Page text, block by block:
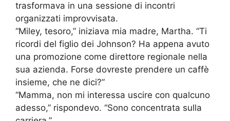
trasformava in una sessione di incontri
organizzati improvvisata.
“Miley, tesoro,” iniziava mia madre, Martha. “Ti
ricordi del figlio dei Johnson? Ha appena avuto
una promozione come direttore regionale nella
sua azienda. Forse dovreste prendere un caffè
insieme, che ne dici?”
“Mamma, non mi interessa uscire con qualcuno
adesso,” rispondevo. “Sono concentrata sulla